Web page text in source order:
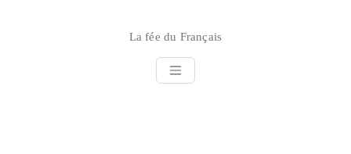
La fée du Français